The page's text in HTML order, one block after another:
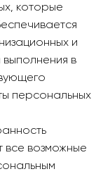
которые
и
выполнения в
персональных
все возможные